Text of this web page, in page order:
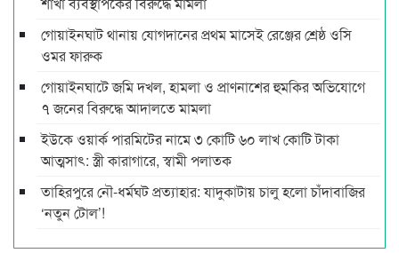
গোয়াইনঘাট থানায় যোগদানের প্রথম মাসেই রেঞ্জের শ্রেষ্ঠ ওসি
ওমর ফারুক
গোয়াইনঘাটে জমি দখল, হামলা ও প্রাণনাশের হুমকির অভিযোগে
৭ জনের বিরুদ্ধে আদালতে মামলা
ইউকে ওয়ার্ক পারমিটের নামে ৩ কোটি ৬০ লাখ কোটি টাকা
আত্মসাৎ: স্ত্রী কারাগারে, স্বামী পলাতক
তাহিরপুরে নৌ-ধর্মঘট প্রত্যাহার: যাদুকাটায় চালু হলো চাঁদাবাজির
‘নতুন টোল’!